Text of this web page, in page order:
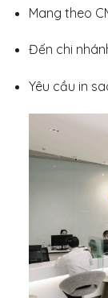
Mang theo
Đến chi
Yêu cầu in